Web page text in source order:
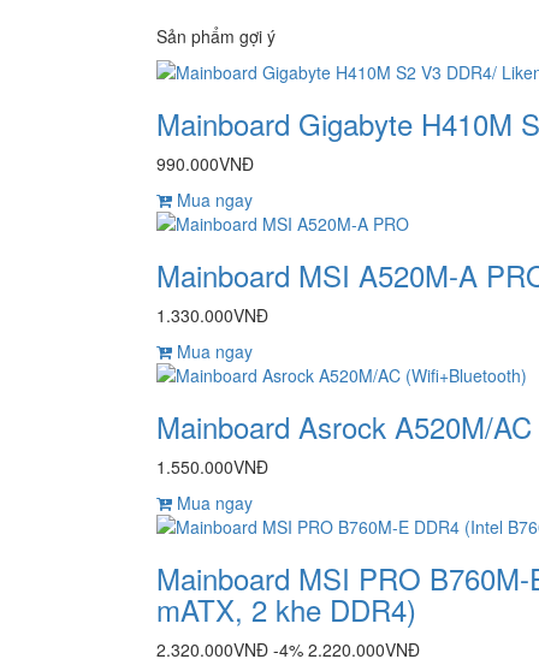
Sản phẩm gợi ý
Mainboard Gigabyte H410M
990.000VNĐ
Mua ngay
Mainboard MSI A520M-A
1.330.000VNĐ
Mua ngay
Mainboard Asrock A520M/
1.550.000VNĐ
Mua ngay
Mainboard MSI PRO
mATX, 2 khe DDR4)
2.320.000VNĐ -4% 2.220.000VNĐ